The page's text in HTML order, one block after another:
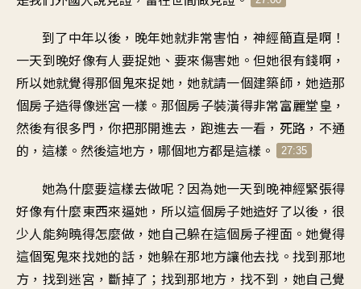
到了中年以後，晚年她就非常害怕，神經簡直是啊！
一天到晚好像有人要捉她、要來傷害她。但她很有錢啊，
所以她就覺得那個鬼來捉她，她就請一個建築師，她造那
個房子造得像迷宮一樣。那個房子裝潢得非常富麗堂皇，
然後有很多門，你把那開進去，跑進去一看，死路，不通
的，這樣。然後這地方，哪個地方都是這樣。
27:35
她為什麼要這樣去做呢？因為她一天到晚神經緊張得
好像有什麼東西來逼她，所以這個房子她造好了以後，很
少人能夠曉得怎麼做，她自己躲在這個房子裡面。她覺得
這個冤鬼來找她的話，她躲在那地方讓他去找。找到那地
方，找到迷宮，斷掉了；找到那地方，找不到，她自己覺